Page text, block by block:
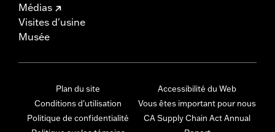
Médias
Visites d'usine
Musée
Plan du site
Conditions d'utilisation
Politique de confidentialité
Accessibilité du Web
Vous êtes important pour nous
CA Supply Chain Act Annual